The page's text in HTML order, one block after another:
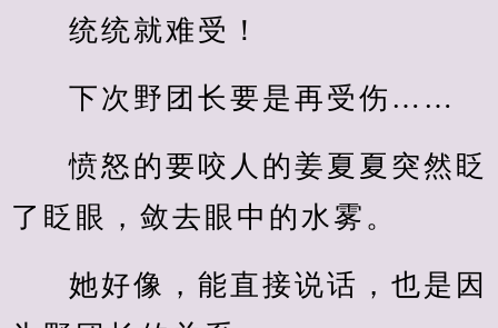
统统就难受！
下次野团长要是再受伤……
愤怒的要咬人的姜夏夏突然眨
了眨眼，敛去眼中的水雾。
她好像，能直接说话，也是因